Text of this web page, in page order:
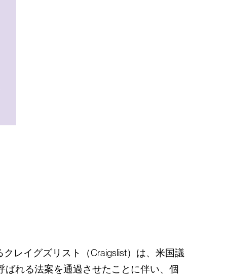
レイグズリスト（Craigslist）は、米国議
ばれる法案を通過させたことに伴い、個